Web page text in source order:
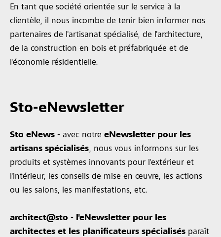
En tant que société orientée sur le service à la
clientèle, il nous incombe de tenir bien informer nos
partenaires de l'artisanat spécialisé, de l'architecture,
de la construction en bois et préfabriquée et de
l'économie résidentielle.
Sto-eNewsletter
Sto eNews - avec notre eNewsletter pour les
artisans spécialisés, nous vous informons sur les
produits et systèmes innovants pour l'extérieur et
l'intérieur, les conseils de mise en œuvre, les actions
ou les salons, les manifestations, etc.
architect@sto - l'eNewsletter pour les
architectes et les planificateurs spécialisés paraît